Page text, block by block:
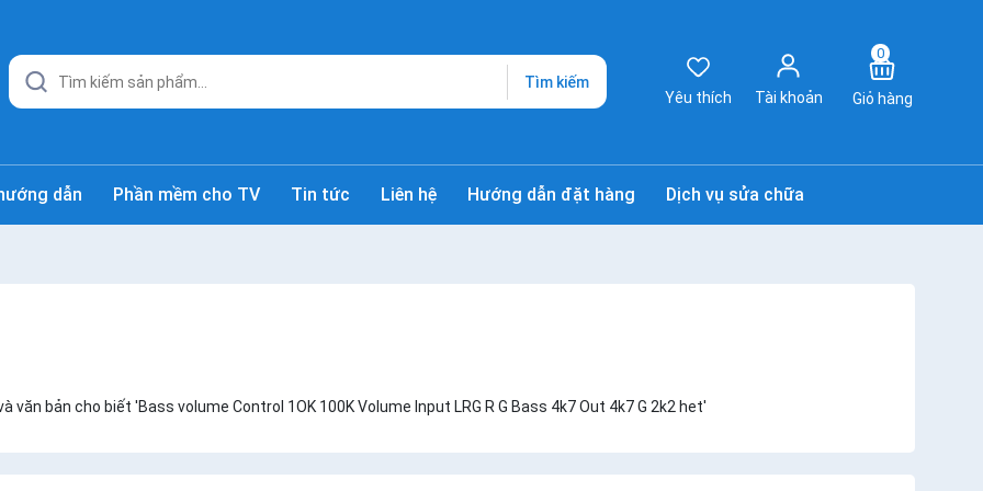
Tìm kiếm
Yêu thích
Tài khoản
0
Giỏ hàng
dẫn Phần mềm cho TV Tin tức Liên hệ Hướng dẫn đặt hàng Dịch vụ sửa chữa